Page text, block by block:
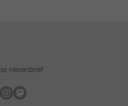
nieuwsbrief
facebook
op youtube
ons op linkedin
Volg ons op instagram
Volg ons op mastodon